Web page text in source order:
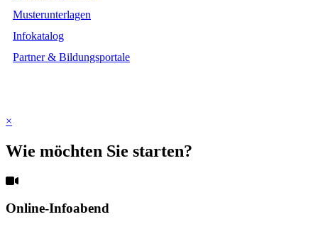
Musterunterlagen
Infokatalog
Partner & Bildungsportale
×
Wie möchten Sie starten?
Online-Infoabend